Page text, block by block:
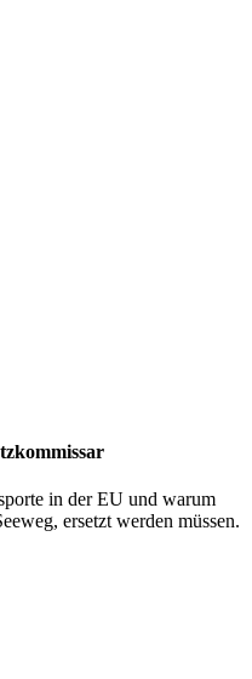
in der EU und warum
ersetzt werden müssen.